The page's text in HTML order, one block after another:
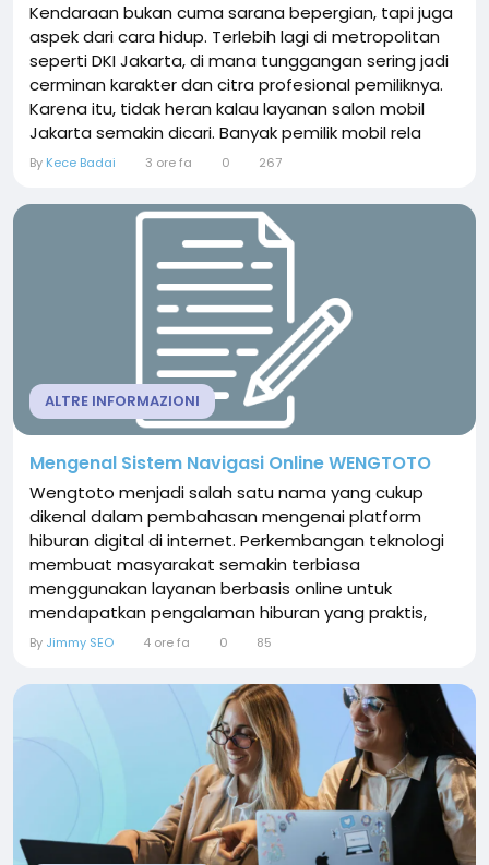
Kendaraan bukan cuma sarana bepergian, tapi juga
aspek dari cara hidup. Terlebih lagi di metropolitan
seperti DKI Jakarta, di mana tunggangan sering jadi
cerminan karakter dan citra profesional pemiliknya.
Karena itu, tidak heran kalau layanan salon mobil
Jakarta semakin dicari. Banyak pemilik mobil rela
memberikan waktu dan uang untuk memastikan
terproteksi dari cuaca ekstrem serta polusi ibu kota.
car salon Jakarta kini tidak hanya menyediakan...
By Kece Badai 3 ore fa 0 267
ALTRE INFORMAZIONI
Mengenal Sistem Navigasi Online WENGTOTO
Wengtoto menjadi salah satu nama yang cukup
dikenal dalam pembahasan mengenai platform
hiburan digital di internet. Perkembangan teknologi
membuat masyarakat semakin terbiasa
menggunakan layanan berbasis online untuk
mendapatkan pengalaman hiburan yang praktis,
cepat, dan dapat diakses melalui berbagai
platform digital seperti wengtoto menarik perhatian
karena menawarkan sebuah ruang hiburan yang
dirancang untuk mengikuti kebiasaan pengguna...
By Jimmy SEO 4 ore fa 0 85